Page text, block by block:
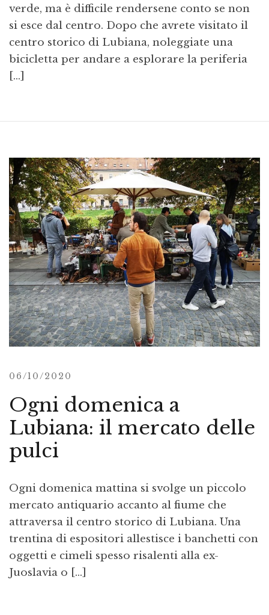
verde, ma è difficile rendersene conto se non
si esce dal centro. Dopo che avrete visitato il
centro storico di Lubiana, noleggiate una
bicicletta per andare a esplorare la periferia
[…]
06/10/2020
Ogni domenica a
Lubiana: il mercato delle
pulci
Ogni domenica mattina si svolge un piccolo
mercato antiquario accanto al fiume che
attraversa il centro storico di Lubiana. Una
trentina di espositori allestisce i banchetti con
oggetti e cimeli spesso risalenti alla ex-
Juoslavia o […]